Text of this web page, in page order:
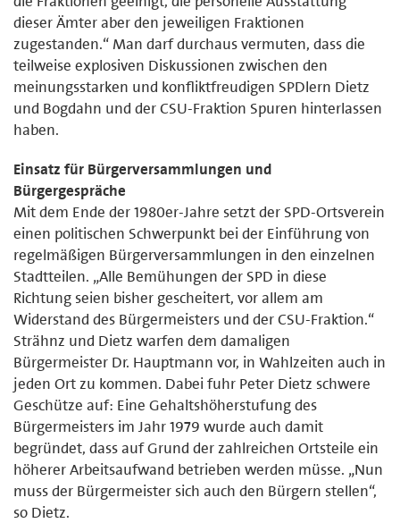
dieser Ämter aber den jeweiligen Fraktionen
zugestanden.“ Man darf durchaus vermuten, dass die
teilweise explosiven Diskussionen zwischen den
meinungsstarken und konfliktfreudigen SPDlern Dietz
und Bogdahn und der CSU-Fraktion Spuren hinterlassen
haben.
Einsatz für Bürgerversammlungen und
Bürgergespräche
Mit dem Ende der 1980er-Jahre setzt der SPD-Ortsverein
einen politischen Schwerpunkt bei der Einführung von
regelmäßigen Bürgerversammlungen in den einzelnen
Stadtteilen. „Alle Bemühungen der SPD in diese
Richtung seien bisher gescheitert, vor allem am
Widerstand des Bürgermeisters und der CSU-Fraktion.“
Strähnz und Dietz warfen dem damaligen
Bürgermeister Dr. Hauptmann vor, in Wahlzeiten auch in
jeden Ort zu kommen. Dabei fuhr Peter Dietz schwere
Geschütze auf: Eine Gehaltshöherstufung des
Bürgermeisters im Jahr 1979 wurde auch damit
begründet, dass auf Grund der zahlreichen Ortsteile ein
höherer Arbeitsaufwand betrieben werden müsse. „Nun
muss der Bürgermeister sich auch den Bürgern stellen“,
so Dietz.